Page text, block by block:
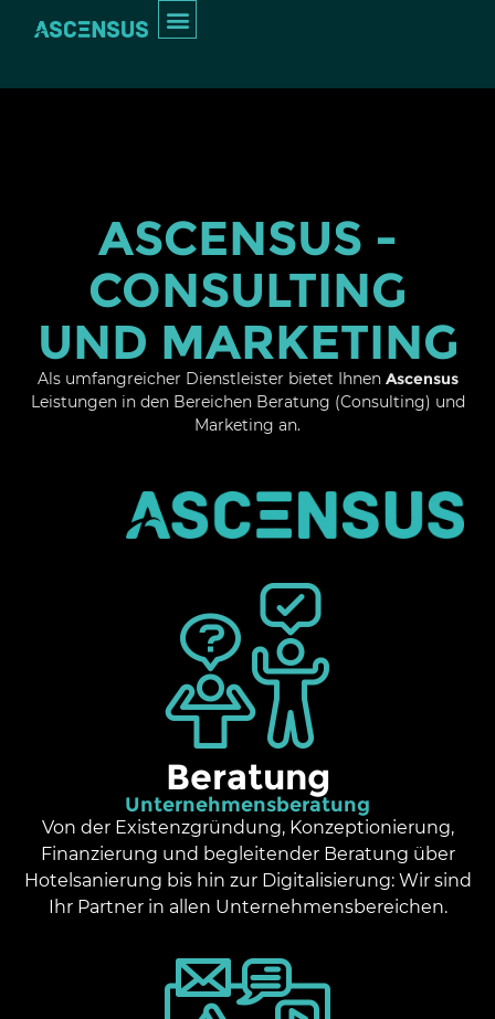
springen
ASCENSUS -
CONSULTING
UND MARKETING
Als umfangreicher Dienstleister bietet Ihnen Ascensus
Leistungen in den Bereichen Beratung (Consulting) und
Marketing an.
Beratung
Unternehmensberatung
Von der Existenzgründung, Konzeptionierung,
Finanzierung und begleitender Beratung über
Hotelsanierung bis hin zur Digitalisierung: Wir sind
Ihr Partner in allen Unternehmensbereichen.